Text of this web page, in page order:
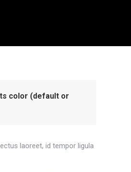
color (default or
laoreet, id tempor ligula